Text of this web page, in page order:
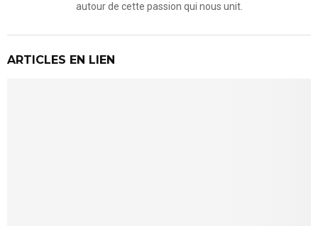
autour de cette passion qui nous unit.
ARTICLES EN LIEN